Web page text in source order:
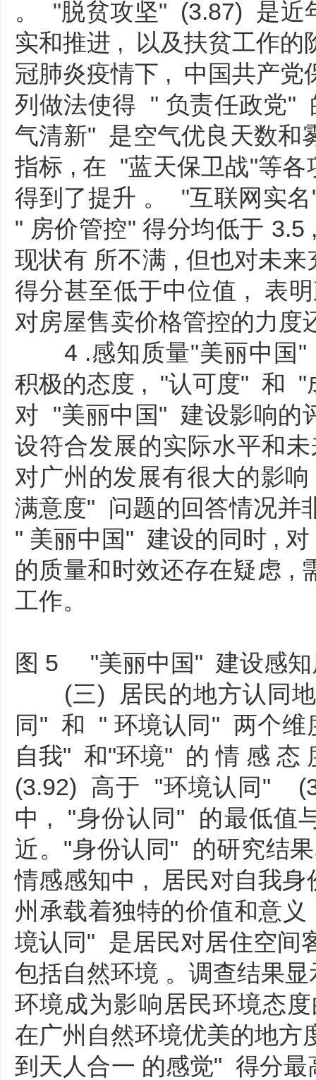
。 "脱贫攻坚" (3.87) 是近
实和推进 , 以及扶贫工作的
冠肺炎疫情下 , 中国共产党
列做法使得 " 负责任政党
气清新" 是空气优良天数和
指标 , 在 "蓝天保卫战"等各
得到了提升 。 "互联网实
" 房价管控" 得分均低于
现状有 所不满 , 但也对未
得分甚至低于中位值 , 表
对房屋售卖价格管控的力度
4 .感知质量"美丽中国"
积极的态度 , "认可度" 和 "
对 "美丽中国" 建设影响的
设符合发展的实际水平和
对广州的发展有很大的影
满意度" 问题的回答情况并
" 美丽中国" 建设的同时 ,
的质量和时效还存在疑虑 ,
工作。
图 5 "美丽中国" 建设感知
(三) 居民的地方认同地
同" 和 " 环境认同" 两个维
自我" 和"环境" 的 情 感 态
(3.92) 高于 "环境认同"
中 , "身份认同" 的最低值
近。"身份认同" 的研究结
情感感知中 , 居民对自我身
州承载着独特的价值和意
境认同" 是居民对居住空间
包括自然环境 。调查结果
环境成为影响居民环境态
在广州自然环境优美的地
到天人合一 的感觉" 得分